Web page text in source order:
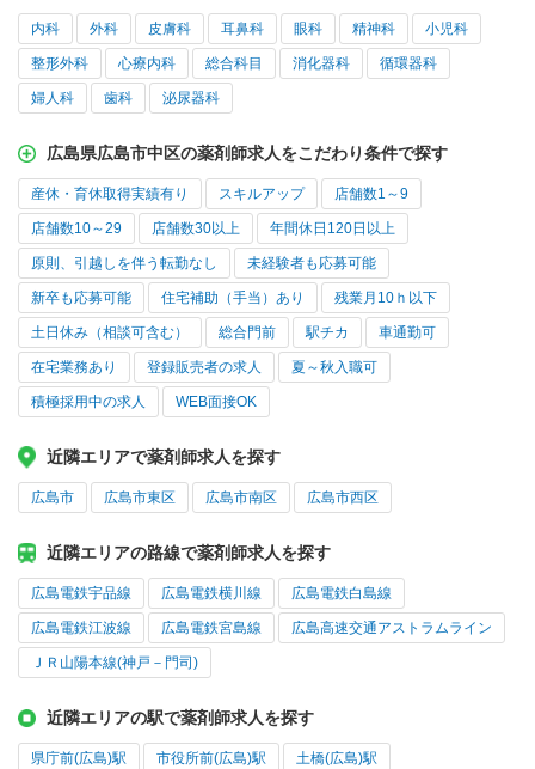
内科 外科 皮膚科 耳鼻科 眼科 精神科 小児科
整形外科 心療内科 総合科目 消化器科 循環器科
婦人科 歯科 泌尿器科
広島県広島市中区の薬剤師求人をこだわり条件で探す
産休・育休取得実績有り スキルアップ 店舗数1～9
店舗数10～29 店舗数30以上 年間休日120日以上
原則、引越しを伴う転勤なし 未経験者も応募可能
新卒も応募可能 住宅補助（手当）あり 残業月10ｈ以下
土日休み（相談可含む） 総合門前 駅チカ 車通勤可
在宅業務あり 登録販売者の求人 夏～秋入職可
積極採用中の求人 WEB面接OK
近隣エリアで薬剤師求人を探す
広島市 広島市東区 広島市南区 広島市西区
近隣エリアの路線で薬剤師求人を探す
広島電鉄宇品線 広島電鉄横川線 広島電鉄白島線
広島電鉄江波線 広島電鉄宮島線 広島高速交通アストラムライン
ＪＲ山陽本線(神戸－門司)
近隣エリアの駅で薬剤師求人を探す
県庁前(広島)駅 市役所前(広島)駅 土橋(広島)駅